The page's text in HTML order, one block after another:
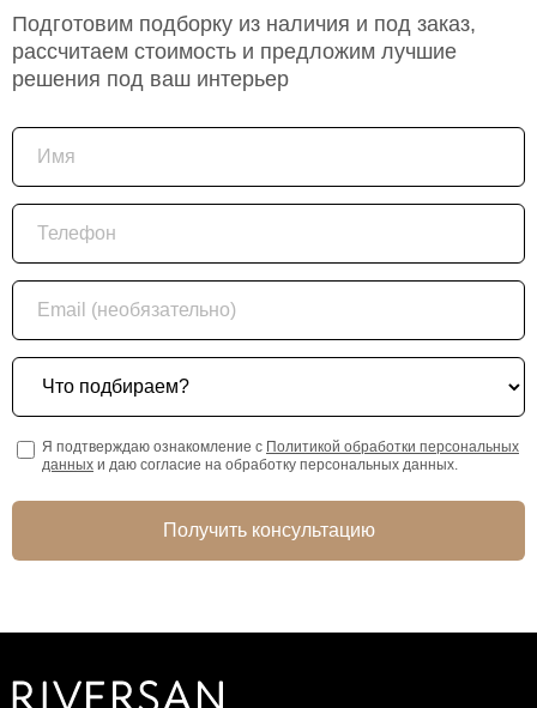
Подготовим подборку из наличия и под заказ,
рассчитаем стоимость и предложим лучшие
решения под ваш интерьер
Имя
Телефон
Email (необязательно)
Что подбираем?
Я подтверждаю ознакомление с Политикой обработки персональных
данных и даю согласие на обработку персональных данных.
Получить консультацию